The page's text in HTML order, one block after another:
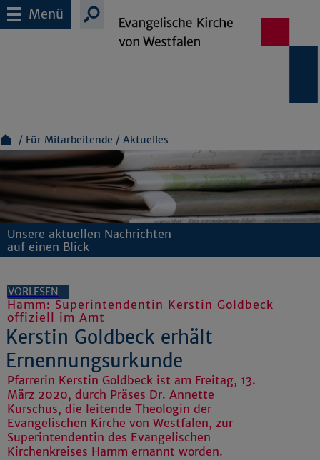
Menü
Für Mitarbeitende Aktuelles
Unsere aktuellen Nachrichten
auf einen Blick
VORLESEN
Hamm: Superintendentin Kerstin Goldbeck
offiziell im Amt
Kerstin Goldbeck erhält
Ernennungsurkunde
Pfarrerin Kerstin Goldbeck ist am Freitag, 13.
März 2020, durch Präses Dr. Annette
Kurschus, die leitende Theologin der
Evangelischen Kirche von Westfalen, zur
Superintendentin des Evangelischen
Kirchenkreises Hamm ernannt worden.